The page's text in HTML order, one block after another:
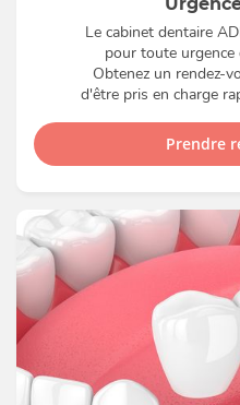
Le cabinet dentaire
pour toute urgence
Obtenez un rendez-
d'être pris en charge
Prendre